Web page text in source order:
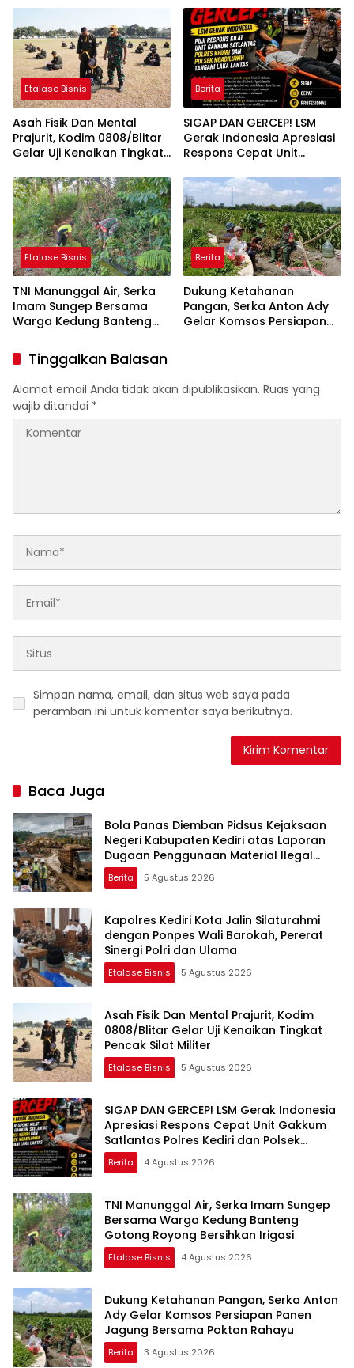
Penggunaan Material
Ilegal Proyek Tol Kediri
Oleh PT. HASTARI JAYA
SENTOSA
Ulama
Etalase Bisnis
Asah Fisik Dan Mental
Prajurit, Kodim 0808/Blitar
Gelar Uji Kenaikan Tingkat
Berita
SIGAP DAN GERCEP! LSM
Gerak Indonesia Apresiasi
Respons Cepat Unit
Kediri dan Polsek
Ngadiluwih dalam
Penanganan Kecelakaan
Lalu Lintas
Etalase Bisnis
TNI Manunggal Air, Serka
Imam Sungep Bersama
Warga Kedung Banteng
Irigasi
Berita
Dukung Ketahanan
Pangan, Serka Anton Ady
Gelar Komsos Persiapan
Tinggalkan Balasan
Alamat email Anda tidak akan dipublikasikan. Ruas yang
wajib ditandai *
Simpan nama, email, dan situs web saya pada
peramban ini untuk komentar saya berikutnya.
Baca Juga
Bola Panas Diemban Pidsus Kejaksaan
Negeri Kabupaten Kediri atas Laporan
Dugaan Penggunaan Material Ilegal
Proyek Tol Kediri Oleh PT. HASTARI JAYA
SENTOSA
Berita 5 Agustus 2026
Kapolres Kediri Kota Jalin Silaturahmi
dengan Ponpes Wali Barokah, Pererat
Sinergi Polri dan Ulama
Etalase Bisnis 5 Agustus 2026
Asah Fisik Dan Mental Prajurit, Kodim
0808/Blitar Gelar Uji Kenaikan Tingkat
Pencak Silat Militer
Etalase Bisnis 5 Agustus 2026
SIGAP DAN GERCEP! LSM Gerak Indonesia
Apresiasi Respons Cepat Unit Gakkum
Satlantas Polres Kediri dan Polsek
Ngadiluwih dalam Penanganan
Kecelakaan Lalu Lintas
Berita 4 Agustus 2026
TNI Manunggal Air, Serka Imam Sungep
Bersama Warga Kedung Banteng
Gotong Royong Bersihkan Irigasi
Etalase Bisnis 4 Agustus 2026
Dukung Ketahanan Pangan, Serka Anton
Ady Gelar Komsos Persiapan Panen
Jagung Bersama Poktan Rahayu
Berita 3 Agustus 2026